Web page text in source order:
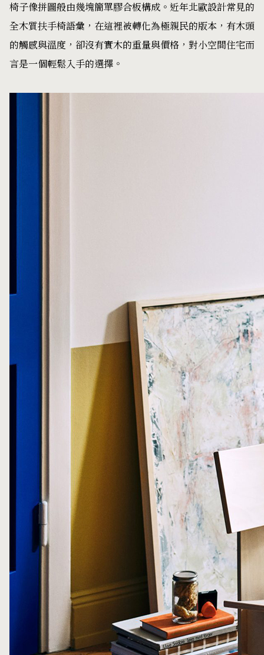
椅子像拼圖般由幾塊簡單膠合板構成。近年北歐設計常見的
全木質扶手椅語彙，在這裡被轉化為極親民的版本，有木頭
的觸感與溫度，卻沒有實木的重量與價格，對小空間住宅而
言是一個輕鬆入手的選擇。